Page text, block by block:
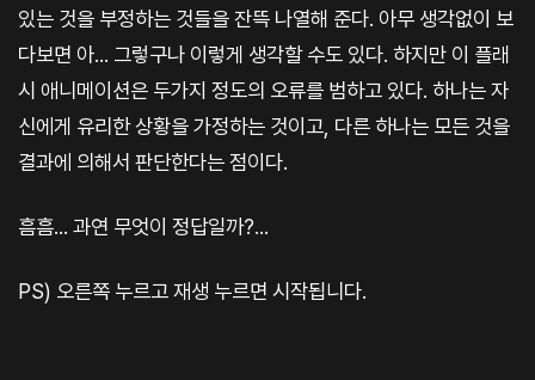
있는 것을 부정하는 것들을 잔뜩 나열해 준다. 아무 생각없이 보
다보면 아... 그렇구나 이렇게 생각할 수도 있다. 하지만 이 플래
시 애니메이션은 두가지 정도의 오류를 범하고 있다. 하나는 자
신에게 유리한 상황을 가정하는 것이고, 다른 하나는 모든 것을
결과에 의해서 판단한다는 점이다.
흠흠... 과연 무엇이 정답일까?...
PS) 오른쪽 누르고 재생 누르면 시작됩니다.